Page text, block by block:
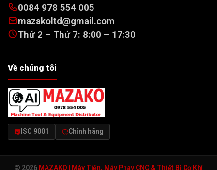
0084 978 554 005
mazakoltd@gmail.com
Thứ 2 – Thứ 7: 8:00 – 17:30
Về chúng tôi
ISO 9001 Chính hãng
© 2026 MAZAKO | Máy Tiện, Máy Phay CNC & Thiết Bị Cơ Khí